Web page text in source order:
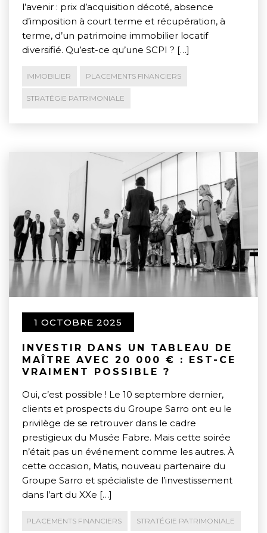
l’avenir : prix d’acquisition décoté, absence
d’imposition à court terme et récupération, à
terme, d’un patrimoine immobilier locatif
diversifié. Qu’est-ce qu’une SCPI ? […]
IMMOBILIER PLACEMENTS FINANCIERS
STRATÉGIE PATRIMONIALE
1 OCTOBRE 2025
INVESTIR DANS UN TABLEAU DE
MAÎTRE AVEC 20 000 € : EST-CE
VRAIMENT POSSIBLE ?
Oui, c’est possible ! Le 10 septembre dernier,
clients et prospects du Groupe Sarro ont eu le
privilège de se retrouver dans le cadre
prestigieux du Musée Fabre. Mais cette soirée
n’était pas un événement comme les autres. À
cette occasion, Matis, nouveau partenaire du
Groupe Sarro et spécialiste de l’investissement
dans l’art du XXe […]
PLACEMENTS FINANCIERS STRATÉGIE PATRIMONIALE